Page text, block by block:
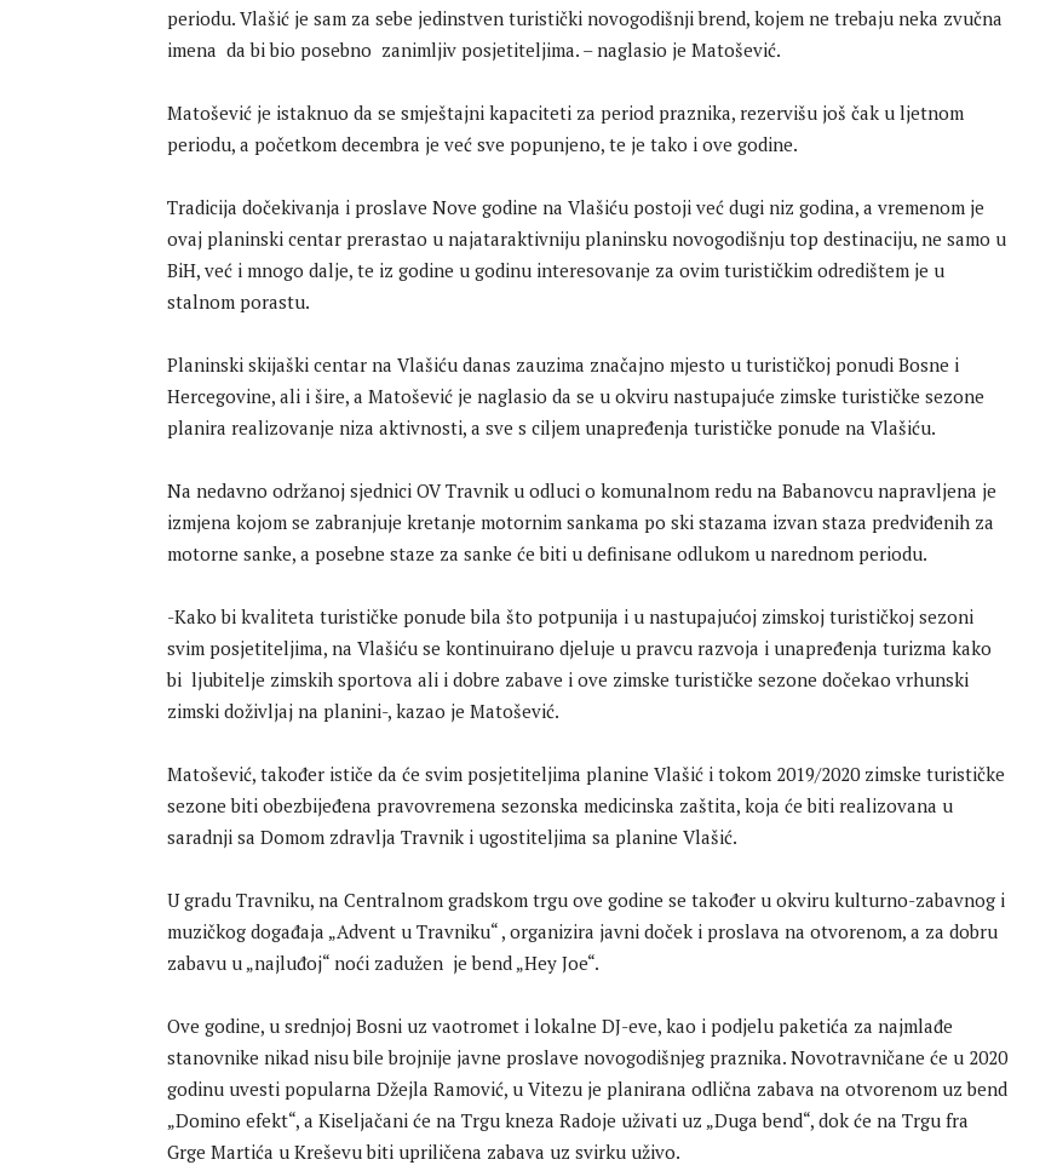
periodu. Vlašić je sam za sebe jedinstven turistički novogodišnji brend, kojem ne trebaju neka zvučna
imena da bi bio posebno zanimljiv posjetiteljima. – naglasio je Matošević.
Matošević je istaknuo da se smještajni kapaciteti za period praznika, rezervišu još čak u ljetnom
periodu, a početkom decembra je već sve popunjeno, te je tako i ove godine.
Tradicija dočekivanja i proslave Nove godine na Vlašiću postoji već dugi niz godina, a vremenom je
ovaj planinski centar prerastao u najataraktivniju planinsku novogodišnju top destinaciju, ne samo u
BiH, već i mnogo dalje, te iz godine u godinu interesovanje za ovim turističkim odredištem je u
stalnom porastu.
Planinski skijaški centar na Vlašiću danas zauzima značajno mjesto u turističkoj ponudi Bosne i
Hercegovine, ali i šire, a Matošević je naglasio da se u okviru nastupajuće zimske turističke sezone
planira realizovanje niza aktivnosti, a sve s ciljem unapređenja turističke ponude na Vlašiću.
Na nedavno održanoj sjednici OV Travnik u odluci o komunalnom redu na Babanovcu napravljena je
izmjena kojom se zabranjuje kretanje motornim sankama po ski stazama izvan staza predviđenih za
motorne sanke, a posebne staze za sanke će biti u definisane odlukom u narednom periodu.
-Kako bi kvaliteta turističke ponude bila što potpunija i u nastupajućoj zimskoj turističkoj sezoni
svim posjetiteljima, na Vlašiću se kontinuirano djeluje u pravcu razvoja i unapređenja turizma kako
bi ljubitelje zimskih sportova ali i dobre zabave i ove zimske turističke sezone dočekao vrhunski
zimski doživljaj na planini-, kazao je Matošević.
Matošević, također ističe da će svim posjetiteljima planine Vlašić i tokom 2019/2020 zimske turističke
sezone biti obezbijeđena pravovremena sezonska medicinska zaštita, koja će biti realizovana u
saradnji sa Domom zdravlja Travnik i ugostiteljima sa planine Vlašić.
U gradu Travniku, na Centralnom gradskom trgu ove godine se također u okviru kulturno-zabavnog i
muzičkog događaja „Advent u Travniku“ , organizira javni doček i proslava na otvorenom, a za dobru
zabavu u „najluđoj“ noći zadužen je bend „Hey Joe“.
Ove godine, u srednjoj Bosni uz vaotromet i lokalne DJ-eve, kao i podjelu paketića za najmlađe
stanovnike nikad nisu bile brojnije javne proslave novogodišnjeg praznika. Novotravničane će u 2020
godinu uvesti popularna Džejla Ramović, u Vitezu je planirana odlična zabava na otvorenom uz bend
„Domino efekt“, a Kiseljačani će na Trgu kneza Radoje uživati uz „Duga bend“, dok će na Trgu fra
Grge Martića u Kreševu biti upriličena zabava uz svirku uživo.